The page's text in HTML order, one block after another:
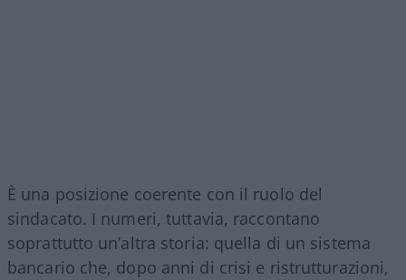
È una posizione coerente con il ruolo del
sindacato. I numeri, tuttavia, raccontano
soprattutto un’altra storia: quella di un sistema
bancario che, dopo anni di crisi e ristrutturazioni,